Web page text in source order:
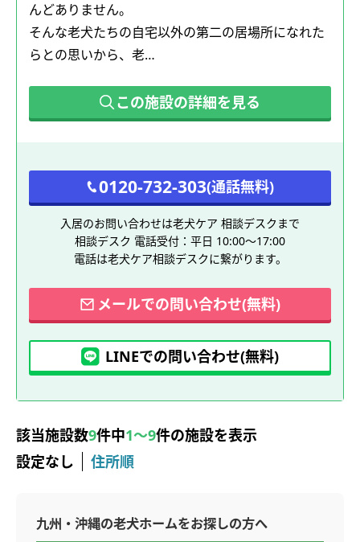
んどありません。
そんな老犬たちの自宅以外の第二の居場所になれた
らとの思いから、老…
この施設の詳細を見る
0120-732-303(通話無料)
入居のお問い合わせは老犬ケア 相談デスクまで
相談デスク 電話受付：平日 10:00～17:00
電話は老犬ケア相談デスクに繋がります。
メールでの問い合わせ(無料)
LINEでの問い合わせ(無料)
該当施設数9件中1～9件の施設を表示
設定なし
住所順
九州・沖縄の老犬ホームをお探しの方へ